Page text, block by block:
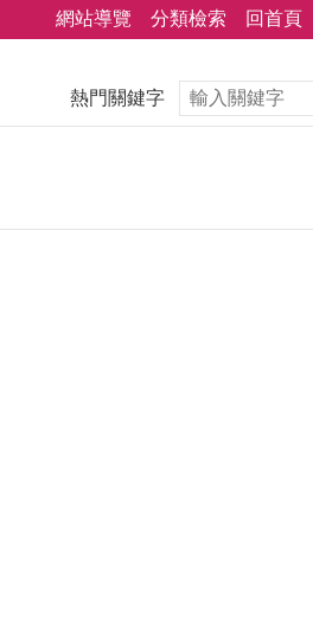
網站導覽 分類檢索 回首頁
熱門關鍵字